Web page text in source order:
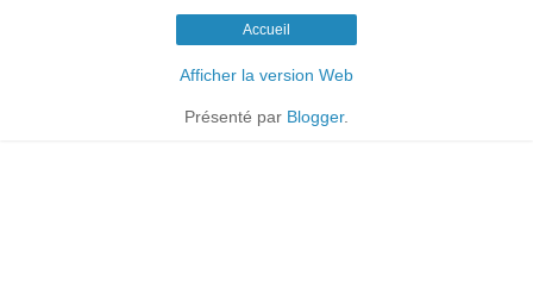
Accueil
Afficher la version Web
Présenté par Blogger.